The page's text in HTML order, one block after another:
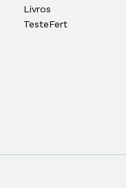
Livros
TesteFert